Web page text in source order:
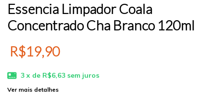
Essencia Limpador Coala
Concentrado Cha Branco 120ml
R$19,90
3 x de R$6,63 sem juros
Ver mais detalhes